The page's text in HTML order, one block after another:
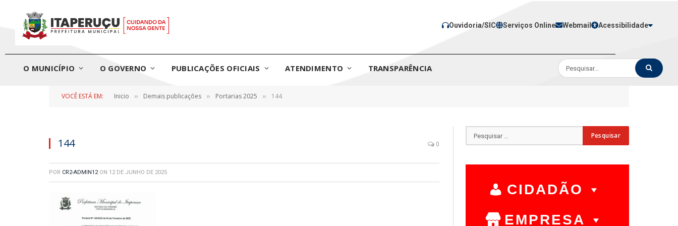
Ouvidoria/SIC Serviços Online Webmail Acessibilidade
O MUNICÍPIO O GOVERNO PUBLICAÇÕES OFICIAIS ATENDIMENTO TRANSPARÊNCIA
VOCÊ ESTÁ EM: Inicio » Demais publicações » Portarias 2025 » 144
144 0
POR CR2-ADMIN12 ON 12 DE JUNHO DE 2025
CIDADÃO
EMPRESA